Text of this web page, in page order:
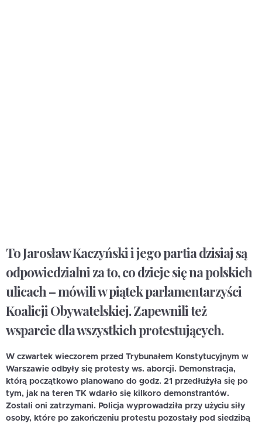
To Jarosław Kaczyński i jego partia dzisiaj są
odpowiedzialni za to, co dzieje się na polskich
ulicach – mówili w piątek parlamentarzyści
Koalicji Obywatelskiej. Zapewnili też
wsparcie dla wszystkich protestujących.
W czwartek wieczorem przed Trybunałem Konstytucyjnym w
Warszawie odbyły się protesty ws. aborcji. Demonstracja,
którą początkowo planowano do godz. 21 przedłużyła się po
tym, jak na teren TK wdarło się kilkoro demonstrantów.
Zostali oni zatrzymani. Policja wyprowadziła przy użyciu siły
osoby, które po zakończeniu protestu pozostały pod siedzibą